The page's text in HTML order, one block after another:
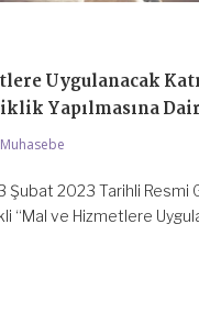
Uygulanacak
Yapılmasına
Şubat 2023 Tarihli Resmi
“Mal ve Hizmetlere